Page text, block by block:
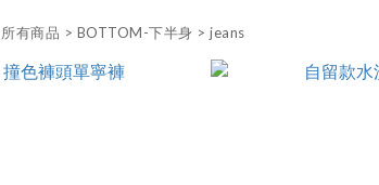
所有商品 > BOTTOM-下半身 >jeans